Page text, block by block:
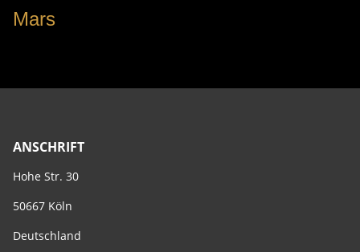
Mars
ANSCHRIFT
Hohe Str. 30
50667 Köln
Deutschland